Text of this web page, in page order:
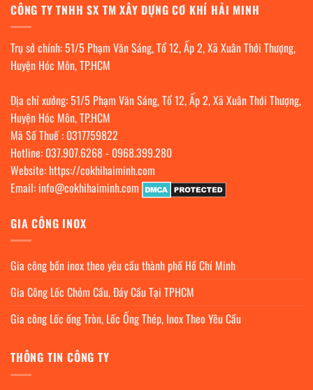
CÔNG TY TNHH SX TM XÂY DỰNG CƠ KHÍ HẢI MINH
Trụ sở chính: 51/5 Phạm Văn Sáng, Tổ 12, Ấp 2, Xã Xuân Thới Thượng,
Huyện Hóc Môn, TP.HCM
Địa chỉ xưởng: 51/5 Phạm Văn Sáng, Tổ 12, Ấp 2, Xã Xuân Thới Thượng,
Huyện Hóc Môn, TP.HCM
Mã Số Thuế : 0317759822
Hotline: 037.907.6268- 0968.399.280
Website: https://cokhihaiminh.com
Email: info@cokhihaiminh.com
GIA CÔNG INOX
Gia công bồn inox theo yêu cầu thành phố Hồ Chí Minh
Gia Công Lốc Chỏm Cầu, Đáy Cầu Tại TPHCM
Gia công Lốc ống Tròn, Lốc Ống Thép, Inox Theo Yêu Cầu
THÔNG TIN CÔNG TY